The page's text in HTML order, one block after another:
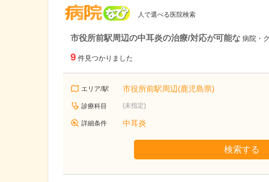
人で選べる医院検索
市役所前駅周辺の中耳炎の治療/対応が可能な 病院・
9 件見つかりました
エリア/駅 市役所前駅周辺(鹿児島県)
診療科目 (未指定)
詳細条件 中耳炎
検索する